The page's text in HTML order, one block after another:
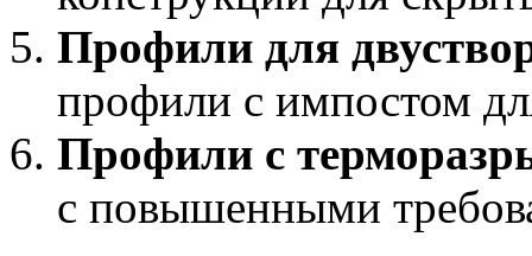
Профили для
профили с импостом
Профили с
с повышенными